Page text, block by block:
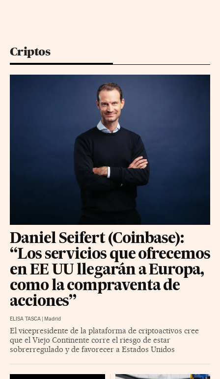
Criptos
Daniel Seifert (Coinbase):
“Los servicios que ofrecemos
en EE UU llegarán a Europa,
como la compraventa de
acciones”
ELISA TASCA Madrid
El vicepresidente de la plataforma de criptoactivos cree
que el Viejo Continente corre el riesgo de estar
sobrerregulado y de favorecer a Estados Unidos